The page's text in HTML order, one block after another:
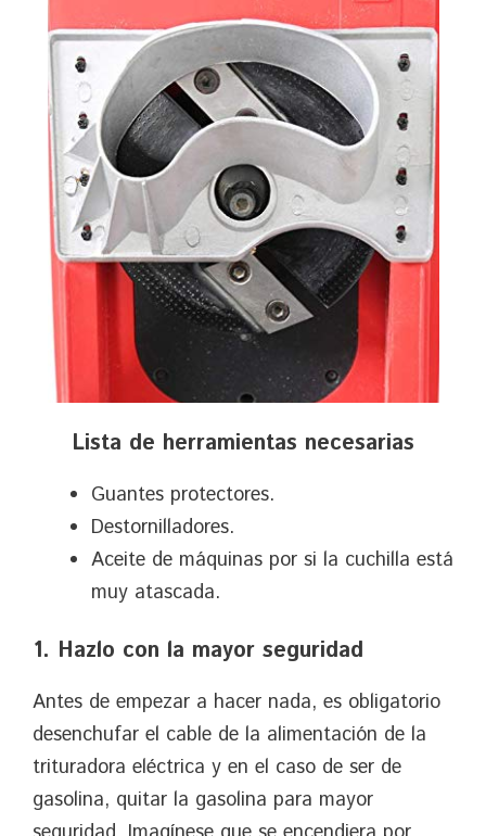
Lista de herramientas necesarias
Guantes protectores.
Destornilladores.
Aceite de máquinas por si la cuchilla está
muy atascada.
1. Hazlo con la mayor seguridad
Antes de empezar a hacer nada, es obligatorio
desenchufar el cable de la alimentación de la
trituradora eléctrica y en el caso de ser de
gasolina, quitar la gasolina para mayor